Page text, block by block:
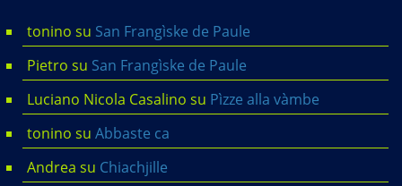
tonino su San Frangìske de Paule
Pietro su San Frangìske de Paule
Luciano Nicola Casalino su Pìzze alla vàmbe
tonino su Abbaste ca
Andrea su Chiachjille